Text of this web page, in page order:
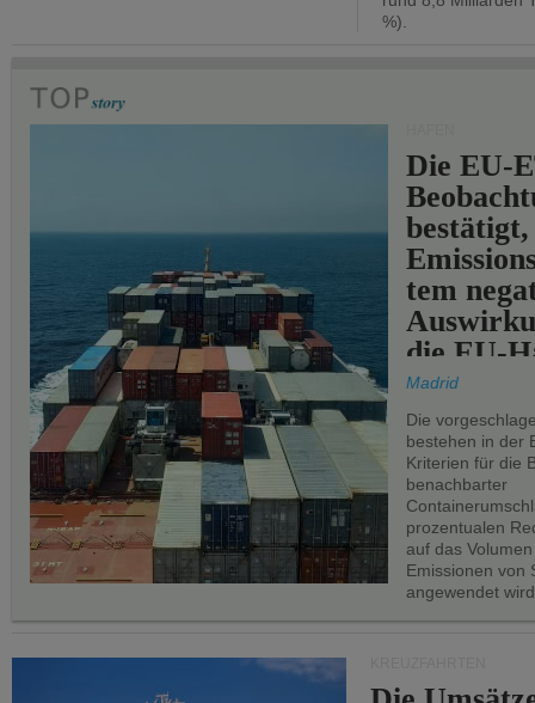
%).
Die EU-
bestätigt,
tem
die EU-
Madrid
Die
bestehen in der
Kriterien für die
benachbarter
prozentualen
auf das
Emissionen von
angewendet